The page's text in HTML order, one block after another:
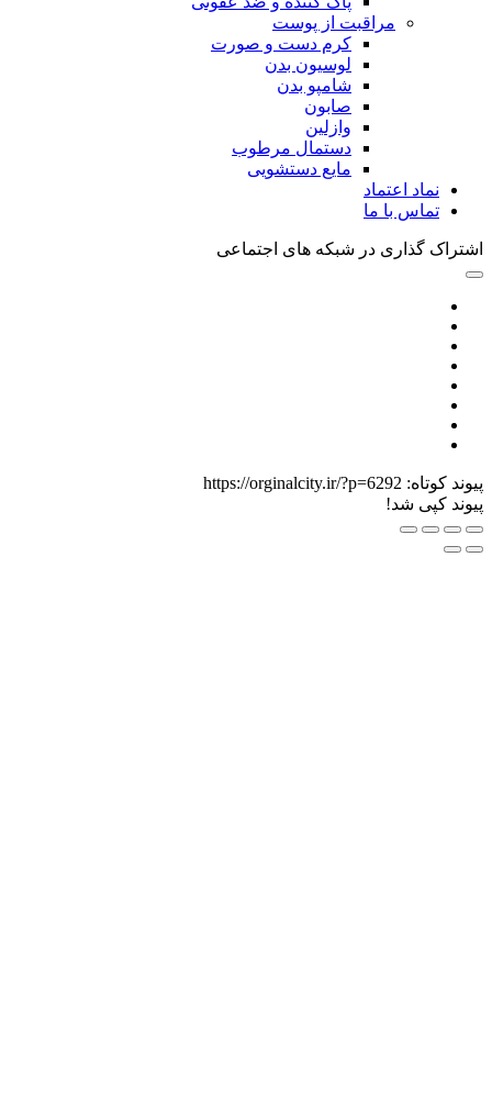
مراقبت از پوست
کرم دست و صورت
لوسیون بدن
شامپو بدن
صابون
وازلین
دستمال مرطوب
مایع دستشویی
نماد اعتماد
تماس با ما
گذاری در شبکه های اجتماعی
https://orginalcity.ir/?p=6292
کپی شد!